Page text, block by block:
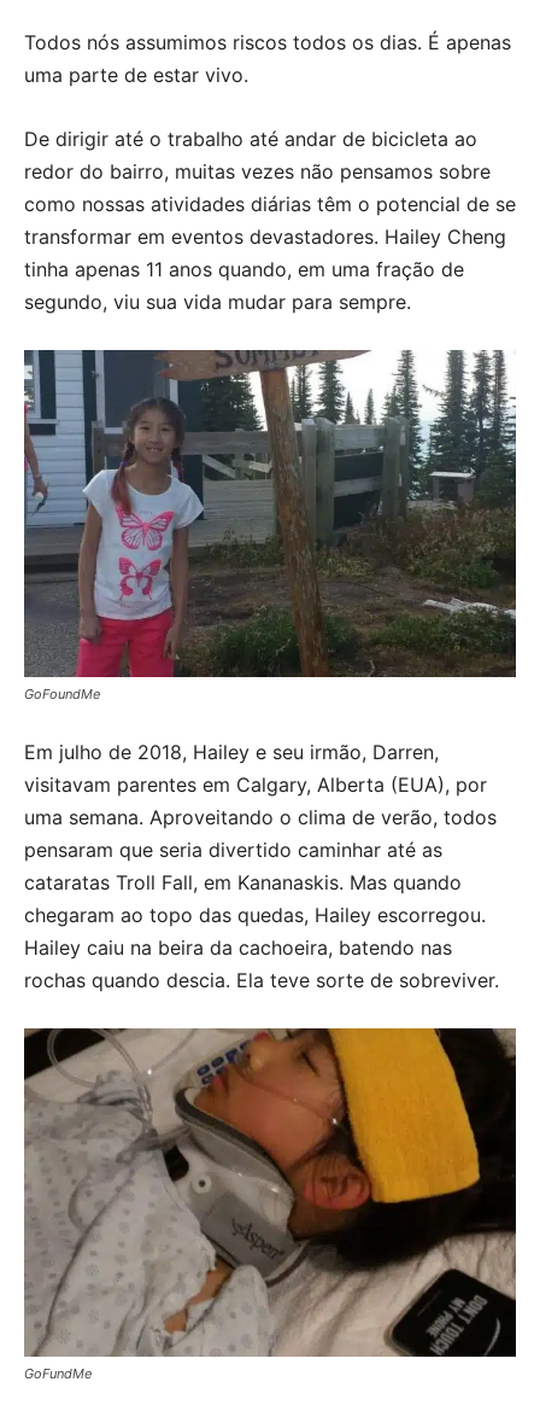
Todos nós assumimos riscos todos os dias. É apenas
uma parte de estar vivo.
De dirigir até o trabalho até andar de bicicleta ao
redor do bairro, muitas vezes não pensamos sobre
como nossas atividades diárias têm o potencial de se
transformar em eventos devastadores. Hailey Cheng
tinha apenas 11 anos quando, em uma fração de
segundo, viu sua vida mudar para sempre.
GoFoundMe
Em julho de 2018, Hailey e seu irmão, Darren,
visitavam parentes em Calgary, Alberta (EUA), por
uma semana. Aproveitando o clima de verão, todos
pensaram que seria divertido caminhar até as
cataratas Troll Fall, em Kananaskis. Mas quando
chegaram ao topo das quedas, Hailey escorregou.
Hailey caiu na beira da cachoeira, batendo nas
rochas quando descia. Ela teve sorte de sobreviver.
GoFundMe